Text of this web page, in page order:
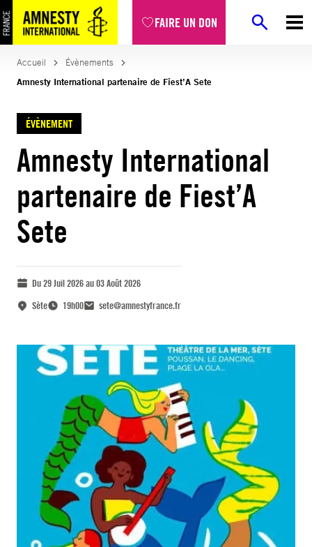
FAIRE UN DON
Accueil
Évènements
Amnesty International partenaire de Fiest’A Sete
ÉVÈNEMENT
Amnesty International
partenaire de Fiest’A
Sete
Du 29 Juil 2026 au 03 Août 2026
Sète
19h00 sete@amnestyfrance.fr